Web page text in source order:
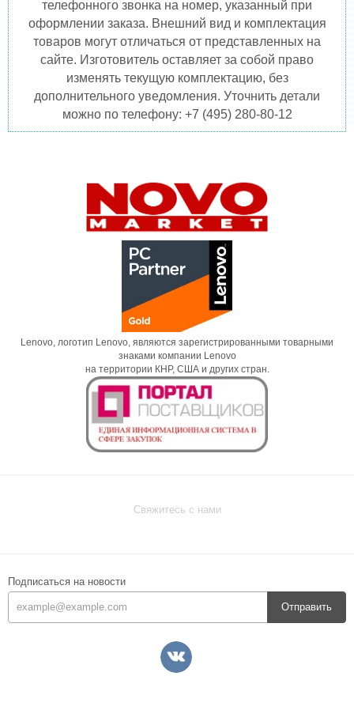
телефонного звонка на номер, указанный при
оформлении заказа. Внешний вид и комплектация
товаров могут отличаться от представленных на
сайте. Изготовитель оставляет за собой право
изменять текущую комплектацию, без
дополнительного уведомления. Уточнить детали
можно по телефону: +7 (495) 280-80-12
Lenovo, логотип Lenovo, являются зарегистрированными товарными
знаками компании Lenovo
на территории КНР, США и других стран.
Свяжитесь с нами
Подписаться на новости
Отправить